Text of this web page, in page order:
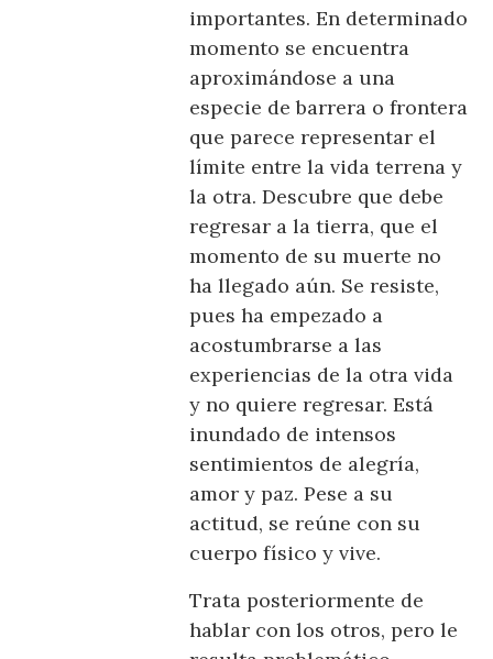
importantes. En determinado
momento se encuentra
aproximándose a una
especie de barrera o frontera
que parece representar el
límite entre la vida terrena y
la otra. Descubre que debe
regresar a la tierra, que el
momento de su muerte no
ha llegado aún. Se resiste,
pues ha empezado a
acostumbrarse a las
experiencias de la otra vida
y no quiere regresar. Está
inundado de intensos
sentimientos de alegría,
amor y paz. Pese a su
actitud, se reúne con su
cuerpo físico y vive.
Trata posteriormente de
hablar con los otros, pero le